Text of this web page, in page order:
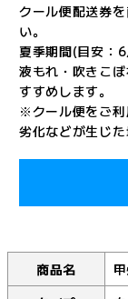
クール便配送券
い。
夏季期間(目安：
液もれ・吹きこ
すすめします。
※クール便をご利
劣化などが生じ
商品名